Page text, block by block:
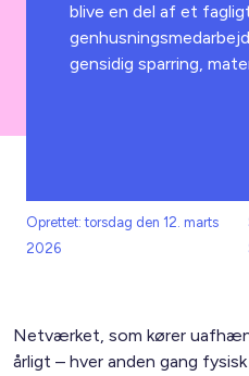
blive en del af et
gensidig sparring,
Oprettet: torsdag den 12. marts
2026
Netværket, som kører
årligt – hver anden gang